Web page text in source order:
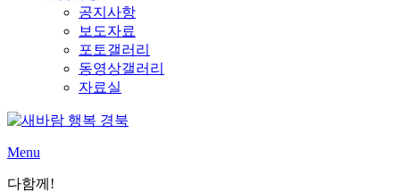
공지사항
보도자료
포토갤러리
동영상갤러리
자료실
Menu
다함께!